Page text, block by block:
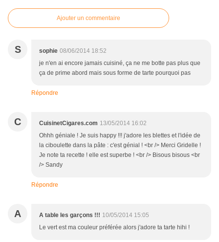
Ajouter un commentaire
S sophie 08/06/2014 18:52
je n'en ai encore jamais cuisiné, ça ne me botte pas plus que
ça de prime abord mais sous forme de tarte pourquoi pas
Répondre
C CuisinetCigares.com 13/05/2014 16:02
Ohhh géniale ! Je suis happy !!! j'adore les blettes et l'idée de
la ciboulette dans la pâte : c'est génial ! <br /> Merci Gridelle !
Je note ta recette ! elle est superbe ! <br /> Bisous bisous <br
/> Sandy
Répondre
A A table les garçons !!! 10/05/2014 15:05
Le vert est ma couleur préférée alors j'adore ta tarte hihi !